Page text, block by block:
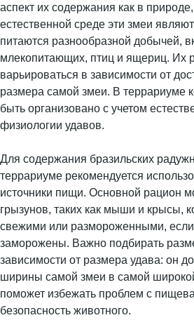
аспект их содержания как в
естественной среде эти змеи
питаются разнообразной добычей,
млекопитающих, птиц и ящериц. Их
варьироваться в зависимости от
размера самой змеи. В террариуме
быть организовано с учетом
физиологии удавов.
Для содержания бразильских
террариуме рекомендуется
источники пищи. Основной рацион
грызунов, таких как мыши и крысы,
свежими или размороженными,
заморожены. Важно подбирать
зависимости от размера удава: он
ширины самой змеи в самой
поможет избежать проблем с
безопасность животного.